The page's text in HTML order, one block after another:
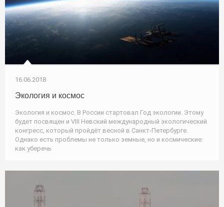
16.06.2018
Экология и космос
Экология и космос. В России стартовал Год экологии. Этому
будет посвящен и VIII Невский международный экологический
конгресс, который пройдёт весной в Санкт-Петербурге.
Однако есть проблемы не только земные, но и космические:
как уберечь